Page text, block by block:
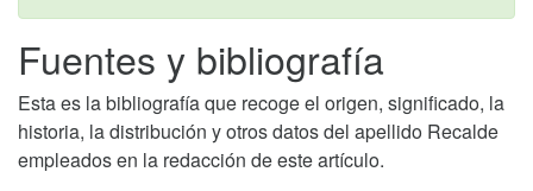
Fuentes y bibliografía
Esta es la bibliografía que recoge el origen, significado, la
historia, la distribución y otros datos del apellido Recalde
empleados en la redacción de este artículo.